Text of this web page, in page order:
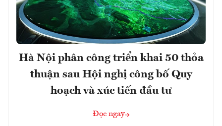
Hà Nội phân công triển khai 50 thỏa
thuận sau Hội nghị công bố Quy
hoạch và xúc tiến đầu tư
Đọc ngay